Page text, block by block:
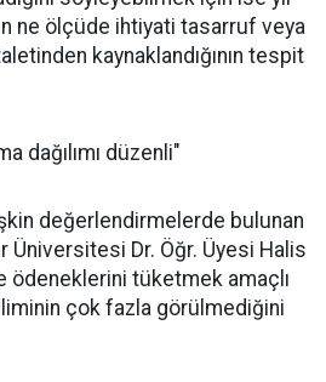
ne ölçüde ihtiyati tasarruf veya
kaynaklandığının tespit
dağılımı düzenli"
değerlendirmelerde bulunan
Üniversitesi Dr. Öğr. Üyesi Halis
ödeneklerini tüketmek amaçlı
çok fazla görülmediğini